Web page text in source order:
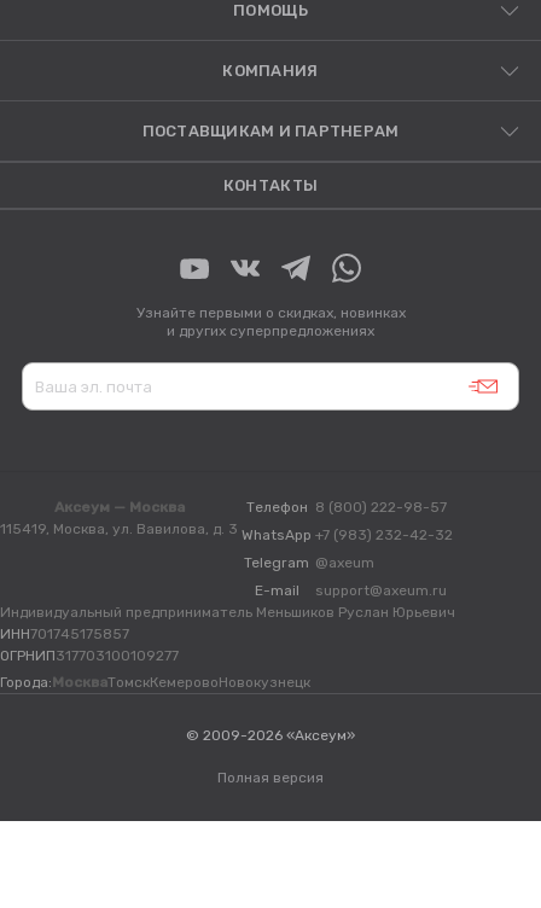
ПОМОЩЬ
КОМПАНИЯ
ПОСТАВЩИКАМ И ПАРТНЕРАМ
КОНТАКТЫ
Узнайте первыми о скидках, новинках
и других суперпредложениях
Аксеум — Москва
115419, Москва, ул. Вавилова, д. 3
Телефон 8 (800) 222-98-57
WhatsApp +7 (983) 232-42-32
Telegram @axeum
E-mail
support@axeum.ru
Индивидуальный предприниматель Меньшиков Руслан Юрьевич
ИНН701745175857
ОГРНИП317703100109277
Города: МоскваТомскКемеровоНовокузнецк
© 2009-2026 «Аксеум»
Полная версия